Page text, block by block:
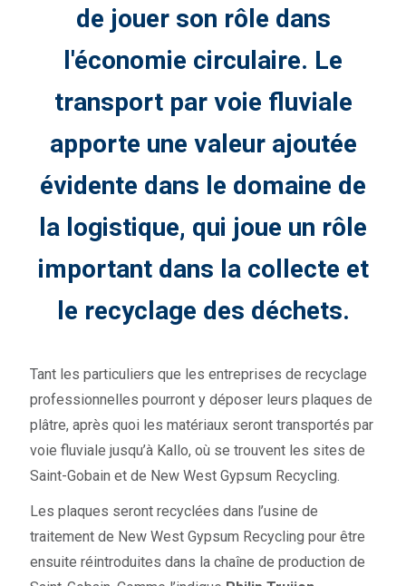
de jouer son rôle dans
l'économie circulaire. Le
transport par voie fluviale
apporte une valeur ajoutée
évidente dans le domaine de
la logistique, qui joue un rôle
important dans la collecte et
le recyclage des déchets.
Tant les particuliers que les entreprises de recyclage
professionnelles pourront y déposer leurs plaques de
plâtre, après quoi les matériaux seront transportés par
voie fluviale jusqu’à Kallo, où se trouvent les sites de
Saint-Gobain et de New West Gypsum Recycling.
Les plaques seront recyclées dans l’usine de
traitement de New West Gypsum Recycling pour être
ensuite réintroduites dans la chaîne de production de